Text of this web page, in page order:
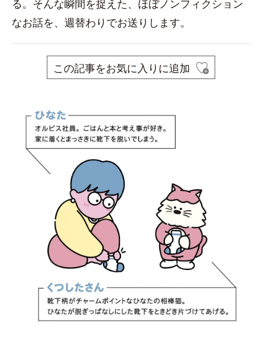
る。そんな瞬間を捉えた、ほぼノンフィクション
なお話を、週替わりでお送りします。
この記事をお気に入りに追加